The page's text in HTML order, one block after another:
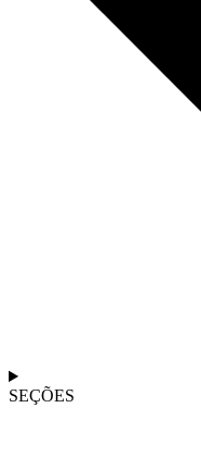
SEÇÕES